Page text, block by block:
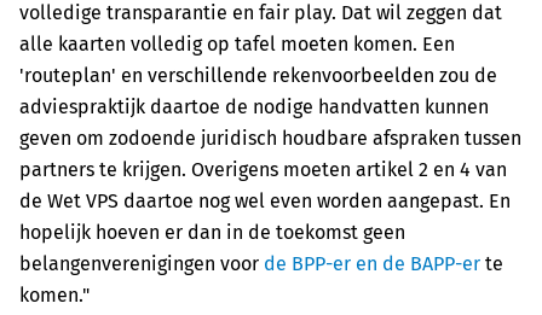
volledige transparantie en fair play. Dat wil zeggen dat
alle kaarten volledig op tafel moeten komen. Een
'routeplan' en verschillende rekenvoorbeelden zou de
adviespraktijk daartoe de nodige handvatten kunnen
geven om zodoende juridisch houdbare afspraken tussen
partners te krijgen. Overigens moeten artikel 2 en 4 van
de Wet VPS daartoe nog wel even worden aangepast. En
hopelijk hoeven er dan in de toekomst geen
belangenverenigingen voor de BPP-er en de BAPP-er te
komen."